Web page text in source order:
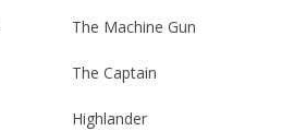
The Machine Gun
The Captain
Highlander